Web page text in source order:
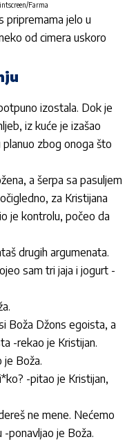
Farma
pripremama jelo u
od cimera uskoro
izostala. Dok je
iz kuće je izašao
zbog onoga što
a šerpa sa pasuljem
za Kristijana
je kontrolu, počeo da
drugih argumenata.
sam tri jaja i jogurt -
Boža Džons egoista, a
-rekao je Kristijan.
je Boža.
-pitao je Kristijan,
ne mene. Nećemo
ponavljao je Boža.